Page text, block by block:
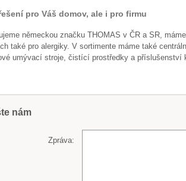
pro Váš domov, ale i pro firmu
německou značku THOMAS v ČR a SR,
také pro alergiky. V sortimente máme také
umývací stroje, čistící prostředky a příslušenství
nám
Zpráva: